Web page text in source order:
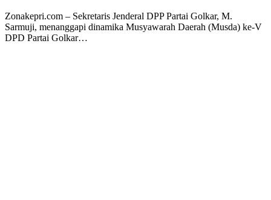
Zonakepri.com – Sekretaris Jenderal DPP Partai Golkar, M.
Sarmuji, menanggapi dinamika Musyawarah Daerah (Musda) ke-V
DPD Partai Golkar…